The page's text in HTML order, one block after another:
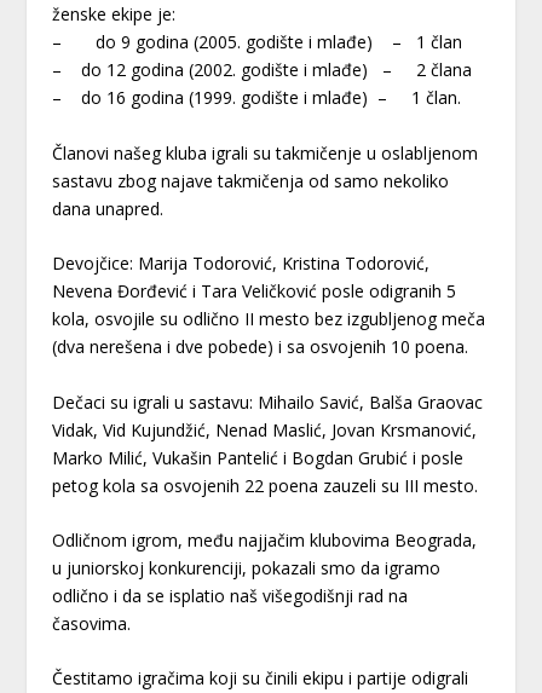
ženske ekipe je:
– do 9 godina (2005. godište i mlađe) – 1 član
– do 12 godina (2002. godište i mlađe) – 2 člana
– do 16 godina (1999. godište i mlađe) – 1 član.
Članovi našeg kluba igrali su takmičenje u oslabljenom
sastavu zbog najave takmičenja od samo nekoliko
dana unapred.
Devojčice: Marija Todorović, Kristina Todorović,
Nevena Đorđević i Tara Veličković posle odigranih 5
kola, osvojile su odlično II mesto bez izgubljenog meča
(dva nerešena i dve pobede) i sa osvojenih 10 poena.
Dečaci su igrali u sastavu: Mihailo Savić, Balša Graovac
Vidak, Vid Kujundžić, Nenad Maslić, Jovan Krsmanović,
Marko Milić, Vukašin Pantelić i Bogdan Grubić i posle
petog kola sa osvojenih 22 poena zauzeli su III mesto.
Odličnom igrom, među najjačim klubovima Beograda,
u juniorskoj konkurenciji, pokazali smo da igramo
odlično i da se isplatio naš višegodišnji rad na
časovima.
Čestitamo igračima koji su činili ekipu i partije odigrali